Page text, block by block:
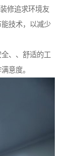
修追求环境友
技术，以减少
、、舒适的工
意度。